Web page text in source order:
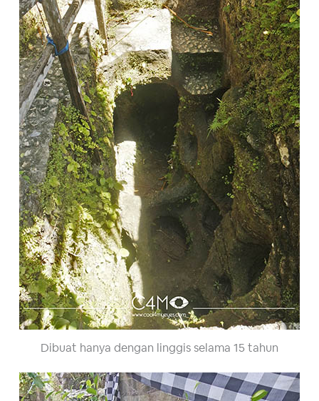
Dibuat hanya dengan linggis selama 15 tahun